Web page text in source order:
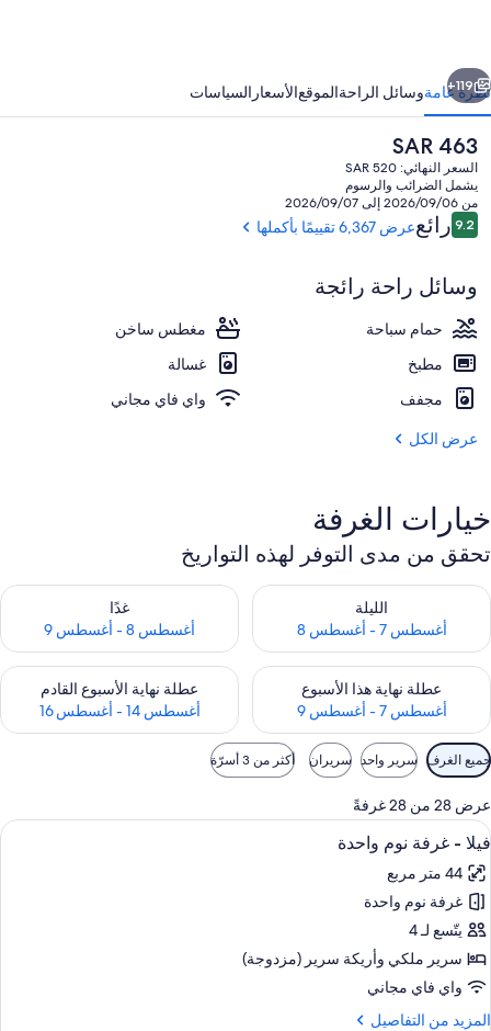
فيستا/
أورلاندو
التالي
119+
نظرة عامةوسائل الراحةالموقعالأسعار السياسات
السعر
الحالي
هو
SAR
463
SAR 463
السعر النهائي: SAR 520
يشمل الضرائب والرسوم
من 2026/09/06 إلى 2026/09/07
التقييمات
9.29.2 من 10رائععرض 6,367 تقييمًا بأكملها
وسائل راحة رائجة
حمام سباحة
مغطس ساخن
مطبخ
غسالة
مجفف
واي فاي مجاني
عرض الكل
خيارات الغرفة
تحقق من مدى التوفر لهذه التواريخ
الليلة
أغسطس 7 - أغسطس 8
تحقق من مدى التوفر لليلة للفترة أغسطس 7 - أغسطس 8
غدًا
أغسطس 8 - أغسطس 9
تحقق من مدى التوفر لغد للفترة أغسطس
عطلة نهاية هذا الأسبوع
أغسطس 7 - أغسطس 9
تحقق من مدى التوفر لعطلة نهاية هذا الأسبوع للفترة أغسطس 7 - أغسطس 9
عطلة نهاية الأسبوع القادم
أغسطس 14 - أغسطس 16
تحقق من مدى التوفر لعطلة نهاية
عوامل
التصفية
المتاحة
للغرف
جميع الغرف سرير واحد سريران أكثر من 3 أسرّة
عرض 28 من 28 غرفةً
استعراض
جميع
صور
فيلا
-
غرفة
نوم
واحدة
أغطية فراش متميزة وخزنة داخل
3
فيلا - غرفة نوم واحدة
44 متر مربع
غرفة نوم واحدة
يتّسع لـ 4
سرير ملكي‫‬ وأريكة سرير (مزدوجة)
واي فاي مجاني
المزيد من التفاصيل
المزيد